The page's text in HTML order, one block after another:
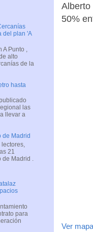
Alberto
50%
Ver
del plan 'A
Punto ,
alto
de la
hasta
las
llevar a
de Madrid
21
Madrid .
para